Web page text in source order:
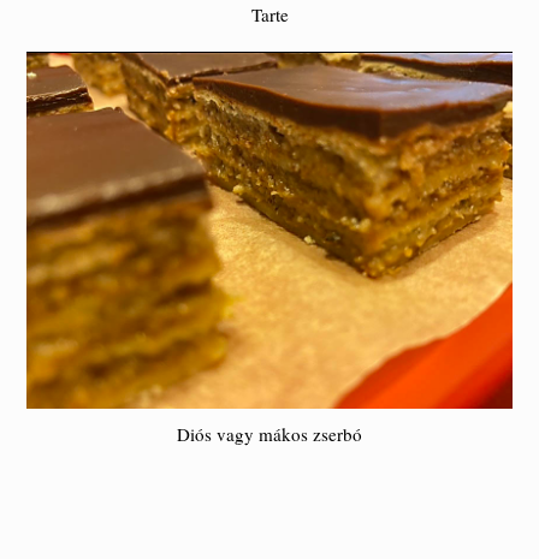
Tarte
Diós vagy mákos zserbó